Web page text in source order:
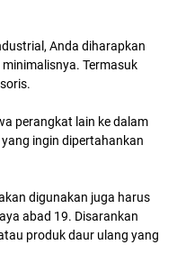
Anda diharapkan
Termasuk
perangkat lain ke dalam
ingin dipertahankan
digunakan juga harus
abad 19. Disarankan
produk daur ulang yang